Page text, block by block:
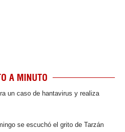
A MINUTO
un caso de hantavirus y realiza
se escuchó el grito de Tarzán